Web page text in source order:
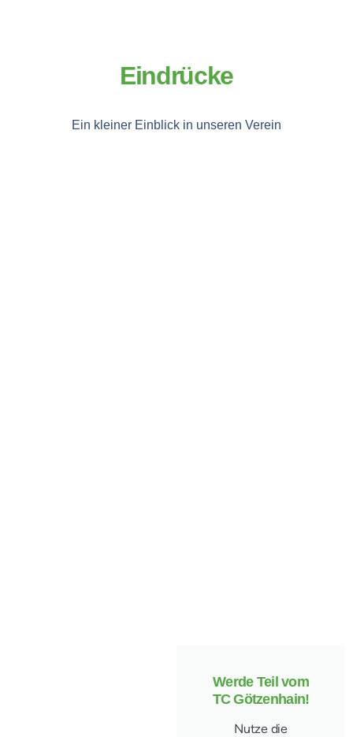
Eindrücke
Ein kleiner Einblick in unseren Verein
Werde Teil vom
TC Götzenhain!​
Nutze die